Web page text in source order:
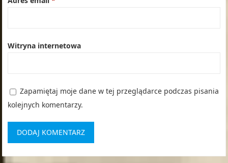
Witryna internetowa
Zapamiętaj moje dane w tej przeglądarce podczas pisania
kolejnych komentarzy.